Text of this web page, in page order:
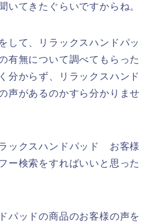
いてきたぐらいですからね。
して、リラックスハンドパッ
有無について調べてもらった
分からず、リラックスハンド
声があるのかすら分かりませ
ックスハンドパッド お客様
ー検索をすればいいと思った
パッドの商品のお客様の声を